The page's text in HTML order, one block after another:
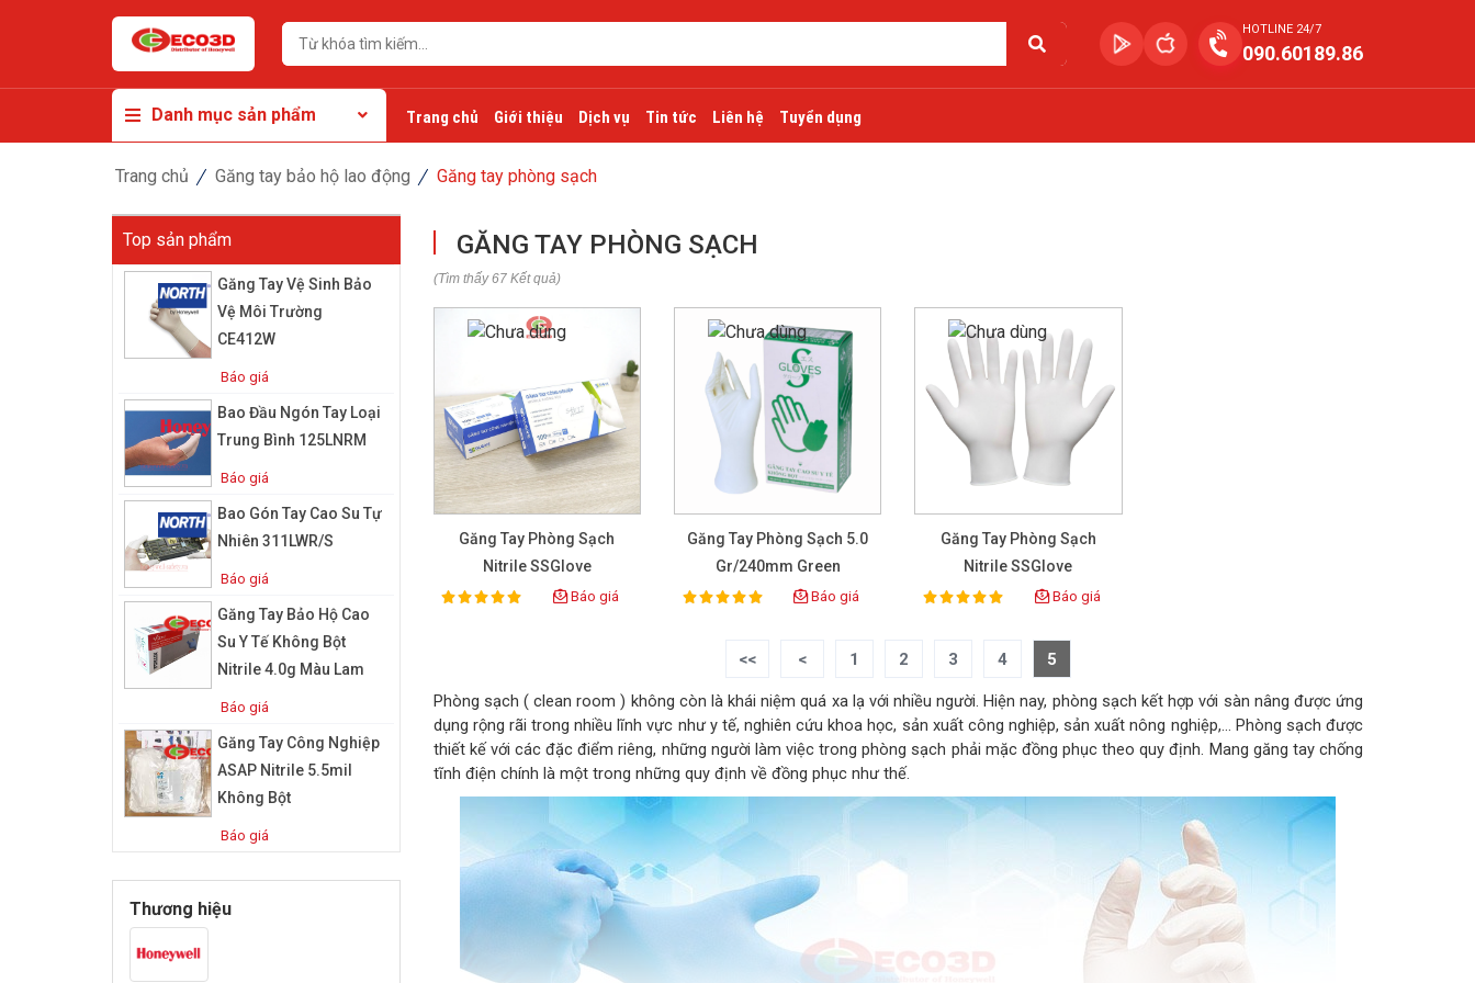
HOTLINE 24/7
090.60189.86
Danh mục sản phẩm Trang chủ Giới thiệu Dịch vụ Tin tức Liên hệ Tuyển dụng
Trang chủ Găng tay bảo hộ lao động Găng tay phòng sạch
Top sản phẩm
Găng Tay Vệ Sinh Bảo
Vệ Môi Trường
CE412W
Báo giá
Bao Đầu Ngón Tay Loại
Trung Bình 125LNRM
Báo giá
Bao Gón Tay Cao Su Tự
Nhiên 311LWR/S
Báo giá
Găng Tay Bảo Hộ Cao
Su Y Tế Không Bột
Nitrile 4.0g Màu Lam
Báo giá
Găng Tay Công Nghiệp
ASAP Nitrile 5.5mil
Không Bột
Báo giá
Thương hiệu
GĂNG TAY PHÒNG SẠCH
(Tìm thấy 67 Kết quả)
Găng Tay Phòng Sạch
Nitrile SSGlove
3.5gr/240mm
Rating:
100% Báo giá
Găng Tay Phòng Sạch 5.0
Gr/240mm Green
Rating:
100% Báo giá
Găng Tay Phòng Sạch
Nitrile SSGlove
5.0gr/280mm
Rating:
100% Báo giá
<< < 1 2 3 4 5
Phòng sạch ( clean room ) không còn là khái niệm quá xa lạ với nhiều người. Hiện nay, phòng sạch kết hợp với sàn nâng được ứng
dụng rộng rãi trong nhiều lĩnh vực như y tế, nghiên cứu khoa học, sản xuất công nghiệp, sản xuất nông nghiệp,… Phòng sạch được
thiết kế với các đặc điểm riêng, những người làm việc trong phòng sạch phải mặc đồng phục theo quy định. Mang găng tay chống
tĩnh điện chính là một trong những quy định về đồng phục như thế.